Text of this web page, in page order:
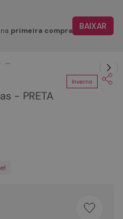
na primeira compra BAIXAR
Inverno
- PRETA